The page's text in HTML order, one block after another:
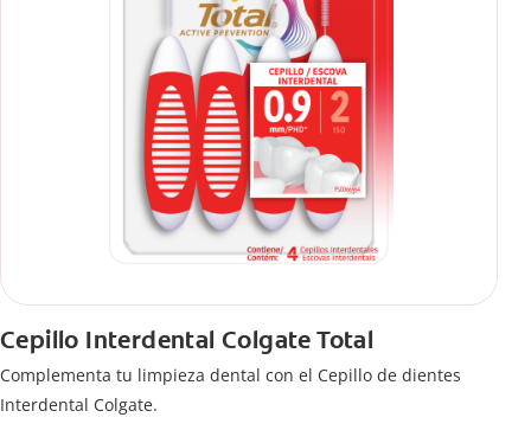
Cepillo Interdental Colgate Total
Complementa tu limpieza dental con el Cepillo de dientes
Interdental Colgate.